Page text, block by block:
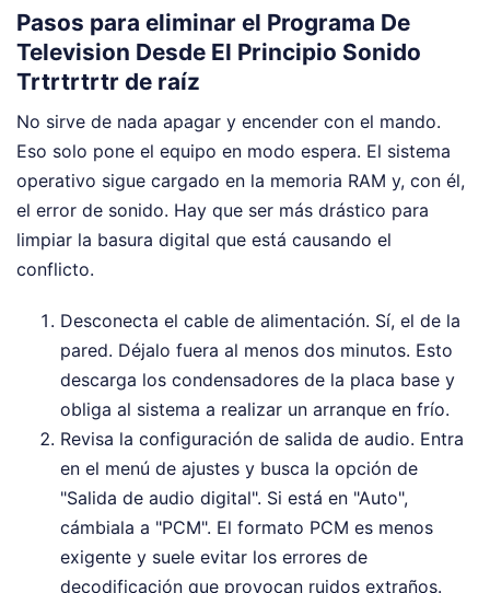
Pasos para eliminar el Programa De
Television Desde El Principio Sonido
Trtrtrtrtr de raíz
No sirve de nada apagar y encender con el mando.
Eso solo pone el equipo en modo espera. El sistema
operativo sigue cargado en la memoria RAM y, con él,
el error de sonido. Hay que ser más drástico para
limpiar la basura digital que está causando el
conflicto.
Desconecta el cable de alimentación. Sí, el de la
pared. Déjalo fuera al menos dos minutos. Esto
descarga los condensadores de la placa base y
obliga al sistema a realizar un arranque en frío.
Revisa la configuración de salida de audio. Entra
en el menú de ajustes y busca la opción de
"Salida de audio digital". Si está en "Auto",
cámbiala a "PCM". El formato PCM es menos
exigente y suele evitar los errores de
decodificación que provocan ruidos extraños.